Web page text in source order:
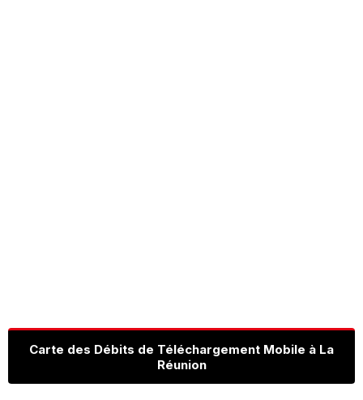
Carte des Débits de Téléchargement Mobile à La
Réunion